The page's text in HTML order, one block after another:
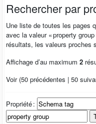
Rechercher par
Une liste de toutes les pages
avec la valeur « property group ». Puisqu’il n’y a que
résultats, les valeurs proches
Affichage d’au maximum 2
Voir (50 précédentes | 50
Propriété :